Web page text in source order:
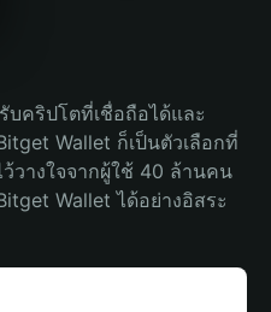
บคริปโตที่เชื่อถือได้และ
Wallet ก็เป็นตัวเลือกที่
วางใจจากผู้ใช้ 40 ล้านคน
Wallet ได้อย่างอิสระ